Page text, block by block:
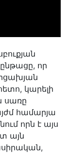
որ
կարելի
սառը
համարյա
որն է այս
այն